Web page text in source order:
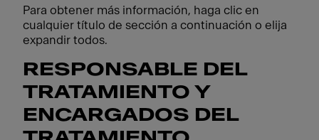
Para obtener más información, haga clic en
cualquier título de sección a continuación o elija
expandir todos.
RESPONSABLE DEL
TRATAMIENTO Y
ENCARGADOS DEL